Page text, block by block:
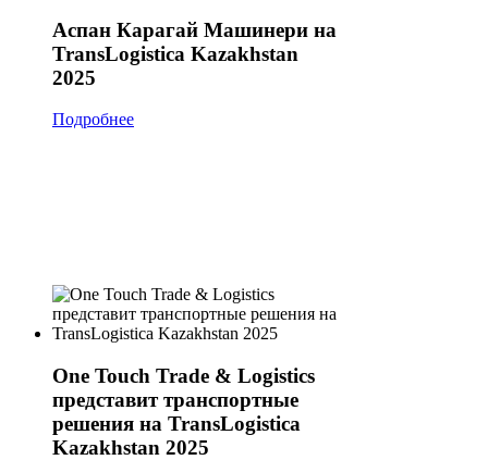
Аспан Карагай Машинери на
TransLogistica Kazakhstan
2025
Подробнее
One Touch Trade & Logistics
представит транспортные
решения на TransLogistica
Kazakhstan 2025